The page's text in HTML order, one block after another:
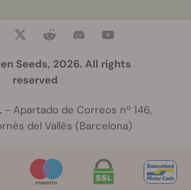
Seeds, 2026. All rights
reserved
- Apartado de Correos nº 146,
del Vallès (Barcelona)